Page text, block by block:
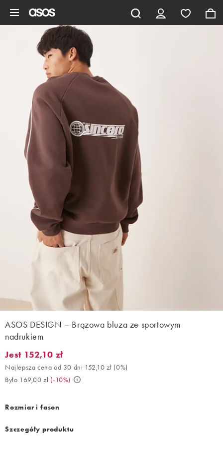
ASOS DESIGN – Brązowa bluza ze sportowym
nadrukiem
Jest 152,10 zł. Najlepsza cena od 30 dni 152,10 zł (0%). Było
Jest 152,10 zł
Najlepsza cena od 30 dni 152,10 zł (0%)
Było 169,00 zł (-10%)
Rozmiar i fason
Szczegóły produktu